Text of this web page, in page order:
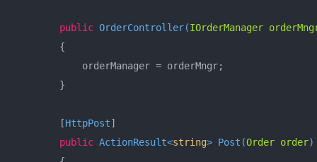
public OrderController(IOrderManager
        {
            orderManager = orderMngr;
        }
        [
HttpPost]
public ActionResult<string> Post (Order order)